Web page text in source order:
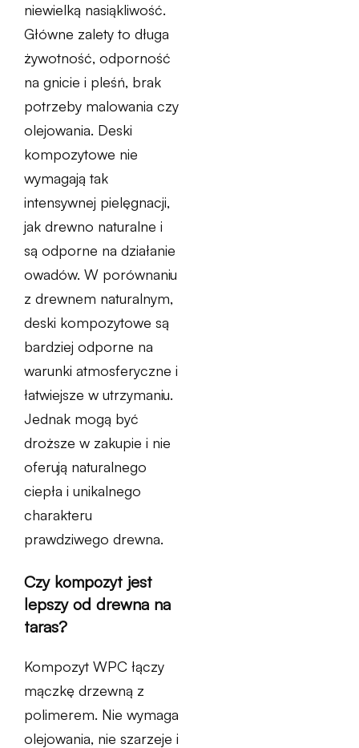
niewielką nasiąkliwość.
Główne zalety to długa
żywotność, odporność
na gnicie i pleśń, brak
potrzeby malowania czy
olejowania. Deski
kompozytowe nie
wymagają tak
intensywnej pielęgnacji,
jak drewno naturalne i
są odporne na działanie
owadów. W porównaniu
z drewnem naturalnym,
deski kompozytowe są
bardziej odporne na
warunki atmosferyczne i
łatwiejsze w utrzymaniu.
Jednak mogą być
droższe w zakupie i nie
oferują naturalnego
ciepła i unikalnego
charakteru
prawdziwego drewna.
Czy kompozyt jest
lepszy od drewna na
taras?
Kompozyt WPC łączy
mączkę drzewną z
polimerem. Nie wymaga
olejowania, nie szarzeje i